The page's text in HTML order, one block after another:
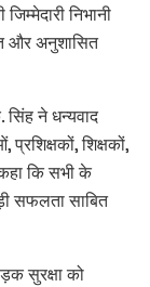
निभानी
और अनुशासित
ने धन्यवाद
शिक्षकों,
कि सभी के
सफलता साबित
सुरक्षा को